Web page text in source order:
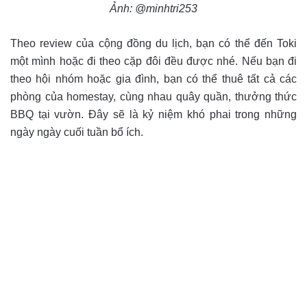
Ảnh: @minhtri253
Theo review của cộng đồng du lịch, bạn có thể đến Toki
một mình hoặc đi theo cặp đôi đều được nhé. Nếu bạn đi
theo hội nhóm hoặc gia đình, bạn có thể thuê tất cả các
phòng của homestay, cùng nhau quây quần, thưởng thức
BBQ tại vườn. Đây sẽ là kỷ niệm khó phai trong những
ngày ngày cuối tuần bổ ích.